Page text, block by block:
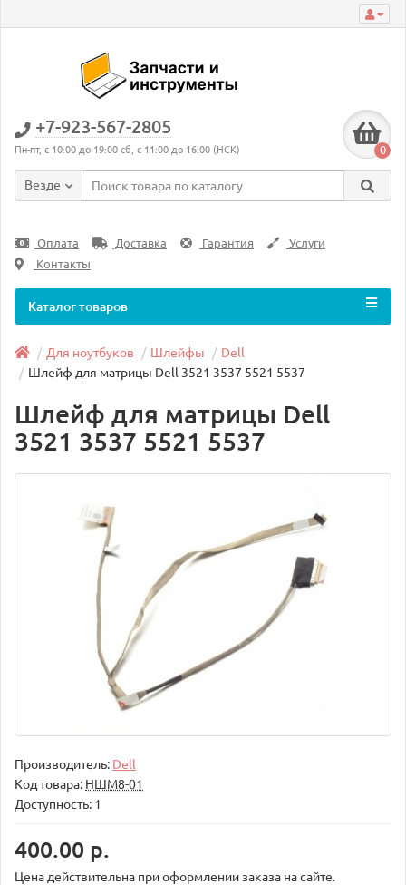
+7-923-567-2805
Пн-пт, с 10:00 до 19:00 сб, с 11:00 до 16:00 (НСК) 0
Везде
Оплата Доставка Гарантия
Услуги
Контакты
Каталог товаров
Для ноутбуков Шлейфы
Dell
Шлейф для матрицы Dell 3521 3537 5521 5537
Шлейф для матрицы Dell
3521 3537 5521 5537
Производитель: Dell
Код товара: НШМ8-01
Доступность: 1
400.00 р.
Цена действительна при оформлении заказа на сайте.